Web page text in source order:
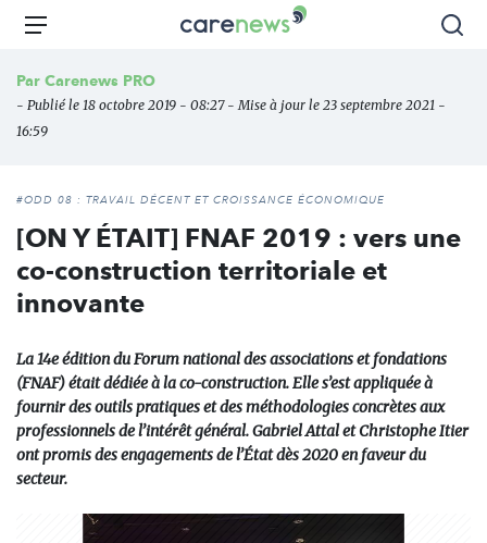
Aller
principal
Carenews,
des
Menu
Par Carenews PRO
- Publié le 18 octobre 2019 - 08:27 - Mise à jour le 23 septembre 2021 -
16:59
#ODD 08 : TRAVAIL DÉCENT ET CROISSANCE ÉCONOMIQUE
[ON Y ÉTAIT] FNAF 2019 : vers une
co-construction territoriale et
innovante
La 14e édition du Forum national des associations et fondations
(FNAF) était dédiée à la co-construction. Elle s’est appliquée à
fournir des outils pratiques et des méthodologies concrètes aux
professionnels de l’intérêt général. Gabriel Attal et Christophe Itier
ont promis des engagements de l’État dès 2020 en faveur du
secteur.